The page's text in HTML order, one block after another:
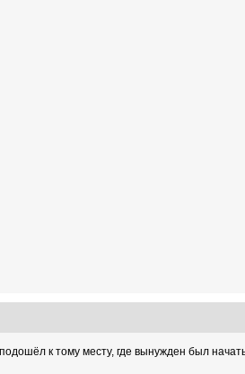
к тому месту, где вынужден был